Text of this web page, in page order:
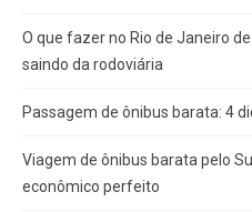
O que fazer no Rio de Janeiro
saindo da rodoviária
Passagem de ônibus barata: 4
Viagem de ônibus barata pelo
econômico perfeito